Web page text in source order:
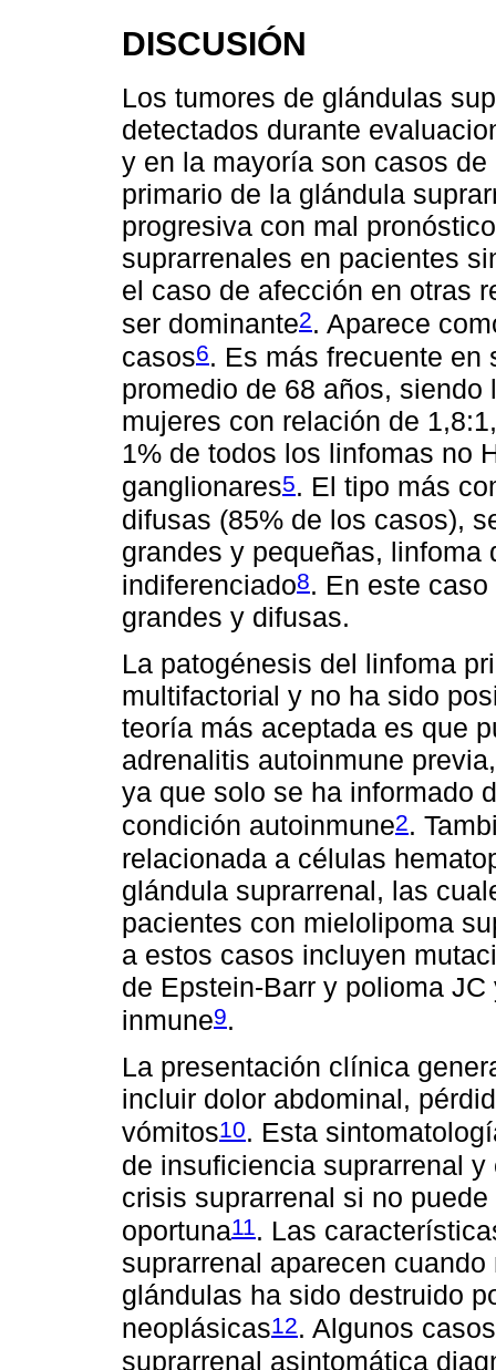
DISCUSIÓN
Los tumores de glándulas
detectados durante
y en la mayoría son casos
primario de la glándula
progresiva con mal
suprarrenales en pacientes
el caso de afección en otras
ser dominante2. Aparece
casos6. Es más frecuente en
promedio de 68 años,
mujeres con relación de
1% de todos los linfomas no
ganglionares5. El tipo más
difusas (85% de los casos),
grandes y pequeñas, linfoma
indiferenciado8. En este
grandes y difusas.
La patogénesis del linfoma
multifactorial y no ha sido
teoría más aceptada es que
adrenalitis autoinmune
ya que solo se ha informado
condición autoinmune2.
relacionada a células
glándula suprarrenal, las
pacientes con mielolipoma
a estos casos incluyen
de Epstein-Barr y polioma
inmune9.
La presentación clínica
incluir dolor abdominal,
vómitos10. Esta
de insuficiencia suprarrenal
crisis suprarrenal si no
oportuna11. Las
suprarrenal aparecen
glándulas ha sido destruido
neoplásicas12. Algunos
suprarrenal asintomática